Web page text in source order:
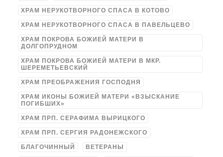
ХРАМ НЕРУКОТВОРНОГО СПАСА В КОТОВО
ХРАМ НЕРУКОТВОРНОГО СПАСА В ПАВЕЛЬЦЕВО
ХРАМ ПОКРОВА БОЖИЕЙ МАТЕРИ В
ДОЛГОПРУДНОМ
ХРАМ ПОКРОВА БОЖИЕЙ МАТЕРИ В МКР.
ШЕРЕМЕТЬЕВСКИЙ
ХРАМ ПРЕОБРАЖЕНИЯ ГОСПОДНЯ
ХРАМ ИКОНЫ БОЖИЕЙ МАТЕРИ «ВЗЫСКАНИЕ
ПОГИБШИХ»
ХРАМ ПРП. СЕРАФИМА ВЫРИЦКОГО
ХРАМ ПРП. СЕРГИЯ РАДОНЕЖСКОГО
БЛАГОЧИННЫЙ ВЕТЕРАНЫ